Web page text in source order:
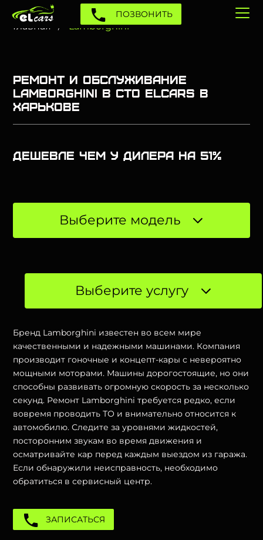
ПОЗВОНИТЬ
Главная Lamborghini
Ремонт и обслуживание
Lamborghini в СТО Elcars в
Харькове
Дешевле чем у дилера на 51%
Выберите модель
Выберите услугу
Бренд Lamborghini известен во всем мире
качественными и надежными машинами. Компания
производит гоночные и концепт-кары с невероятно
мощными моторами. Машины дорогостоящие, но они
способны развивать огромную скорость за несколько
секунд. Ремонт Lamborghini требуется редко, если
вовремя проводить ТО и внимательно относится к
автомобилю. Следите за уровнями жидкостей,
посторонним звукам во время движения и
осматривайте кар перед каждым выездом из гаража.
Если обнаружили неисправность, необходимо
обратиться в сервисный центр.
ЗАПИСАТЬСЯ